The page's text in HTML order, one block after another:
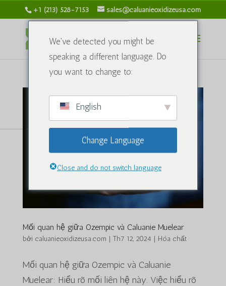
+1 (213) 528-7153 sales@caluanieoxidizeusa.com
Mối quan hệ giữa Ozempic và Caluanie Muelear
bởi caluanieoxidizeusa.com | Th7 12, 2024 | Hóa chất
Mối quan hệ giữa Ozempic và Caluanie
Muelear: Hiểu rõ mối liên hệ này. Việc hiểu rõ
We've detected you might be
speaking a different language. Do
you want to change to:
English
Change Language
Close and do not switch language